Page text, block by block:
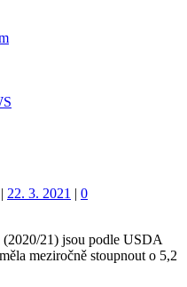
| 22. 3. 2021 | 0
21) jsou podle USDA
meziročně stoupnout o 5,2